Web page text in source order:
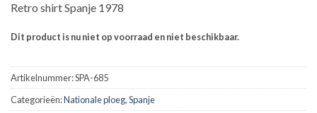
Retro shirt Spanje 1978
Dit product is nu niet op voorraad en niet beschikbaar.
Artikelnummer:SPA-685
Categorieën:Nationale ploeg,Spanje